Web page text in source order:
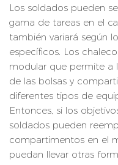
Los soldados pueden
gama de tareas en el
también variará según
específicos. Los
modular que permite a
de las bolsas y
diferentes tipos de
Entonces, si los
soldados pueden
compartimentos en el
puedan llevar otras